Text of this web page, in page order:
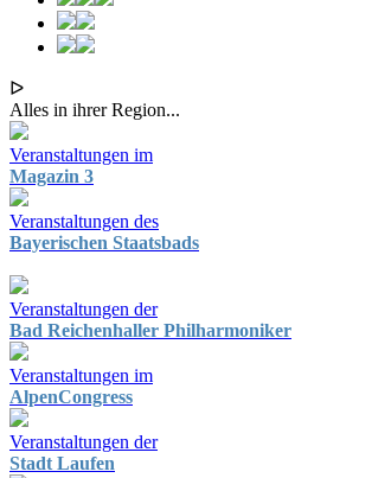
ᐅ
Alles in ihrer Region...
Veranstaltungen im
Magazin 3
Veranstaltungen des
Bayerischen Staatsbads
Veranstaltungen der
Bad Reichenhaller Philharmoniker
Veranstaltungen im
AlpenCongress
Veranstaltungen der
Stadt Laufen